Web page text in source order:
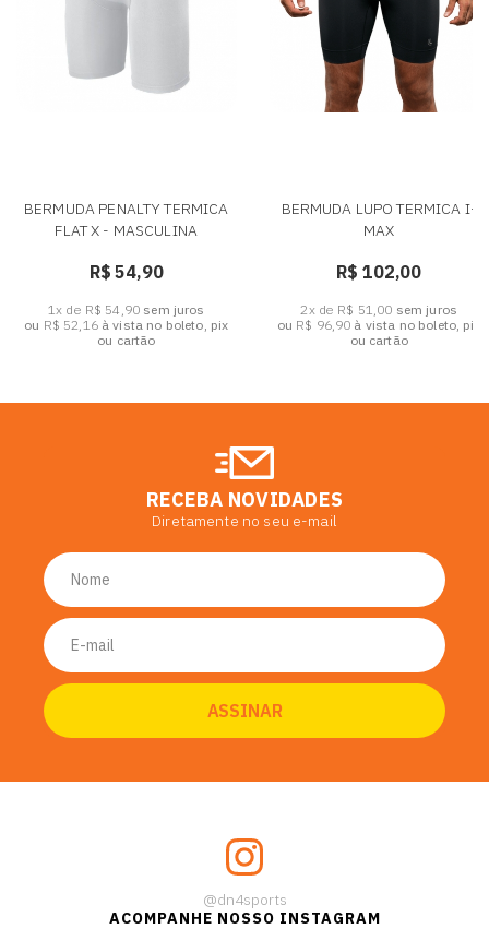
BERMUDA PENALTY TERMICA
FLAT X - MASCULINA
R$ 54,90
1x de R$ 54,90 sem juros
ou R$ 52,16à vista no boleto, pix
ou cartão
BERMUDA LUPO TERMICA I-
MAX
R$ 102,00
2x de R$ 51,00 sem juros
ou R$ 96,90 à vista no boleto, pix
ou cartão
RECEBA NOVIDADES
Diretamente no seu e-mail
@dn4sports
ACOMPANHE NOSSO INSTAGRAM